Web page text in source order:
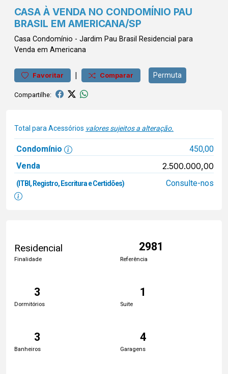
CASA À VENDA NO CONDOMÍNIO PAU
BRASIL EM AMERICANA/SP
Casa Condomínio - Jardim Pau Brasil Residencial para
Venda em Americana
Favoritar | Comparar Permuta
Compartilhe:
Total para Acessórios valores sujeitos a alteração.
Condomínio
450,00
Venda
2.500.000,00
(ITBI, Registro, Escritura e Certidões) Consulte-nos
Residencial
Finalidade
2981
Referência
3
Dormitórios
1
Suite
3
Banheiros
4
Garagens